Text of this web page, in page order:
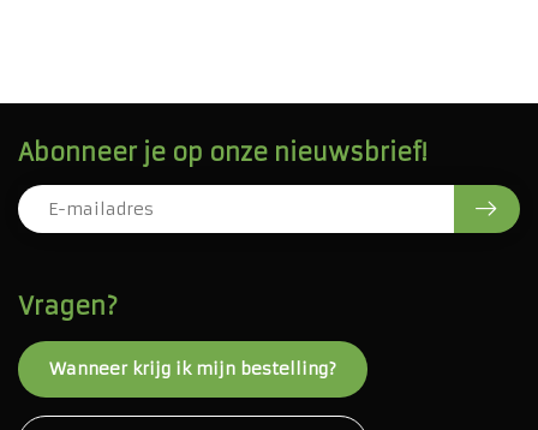
Vragen?
Wanneer krijg ik mijn bestelling?
Abonneer je op onze nieuwsbrief!